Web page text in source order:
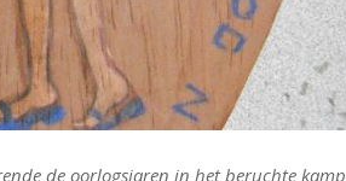
de oorlogsjaren in het beruchte kamp